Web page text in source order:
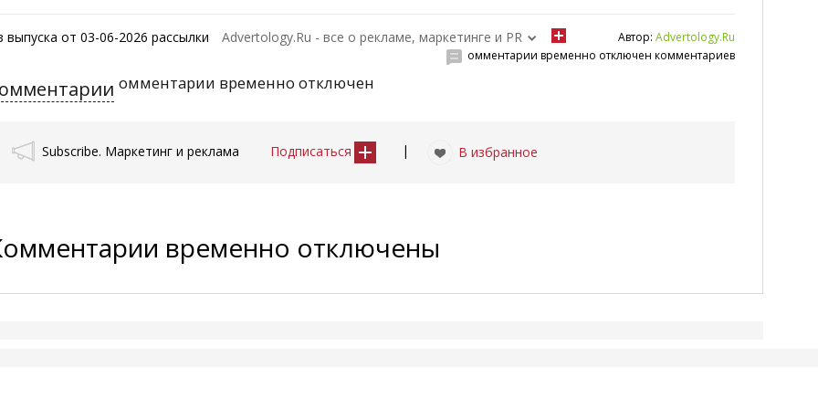
выпуска от 03-06-2026 рассылки Advertology.Ru - все о рекламе, маркетинге и PR Автор: Advertology.Ru
омментарии временно отключен комментариев
омментарии временно отключен
Subscribe. Маркетинг и реклама Подписаться | В избранное
временно отключены